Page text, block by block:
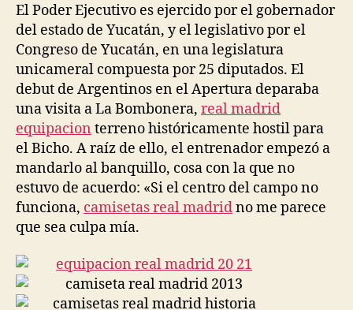
El Poder Ejecutivo es ejercido por el gobernador
del estado de Yucatán, y el legislativo por el
Congreso de Yucatán, en una legislatura
unicameral compuesta por 25 diputados. El
debut de Argentinos en el Apertura deparaba
una visita a La Bombonera, real madrid
equipacion terreno históricamente hostil para
el Bicho. A raíz de ello, el entrenador empezó a
mandarlo al banquillo, cosa con la que no
estuvo de acuerdo: «Si el centro del campo no
funciona, camisetas real madridno me parece
que sea culpa mía.